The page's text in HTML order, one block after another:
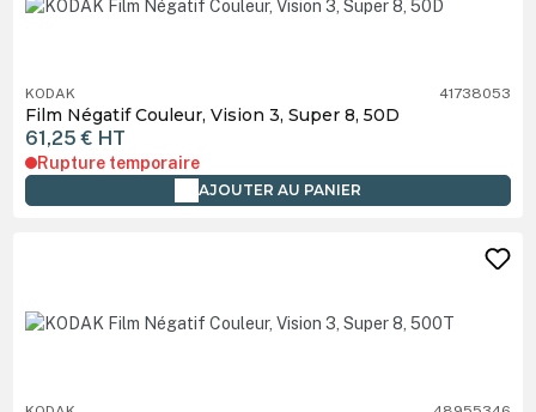
KODAK 41738053
Film Négatif Couleur, Vision 3, Super 8, 50D
61,25 € HT
Rupture temporaire
AJOUTER AU PANIER